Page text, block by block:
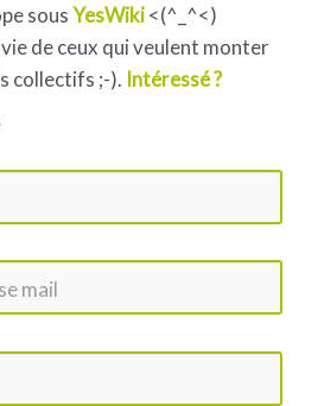
sousYesWiki<(^_^<)
de ceux qui veulent monter
collectifs ;-). Intéressé ?